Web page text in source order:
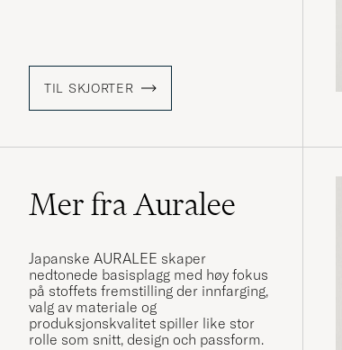
TIL SKJORTER
Mer fra Auralee
Japanske AURALEE skaper
nedtonede basisplagg med høy fokus
på stoffets fremstilling der innfarging,
valg av materiale og
produksjonskvalitet spiller like stor
rolle som snitt, design och passform.